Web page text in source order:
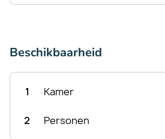
Beschikbaarheid
1 Kamer
2 Personen